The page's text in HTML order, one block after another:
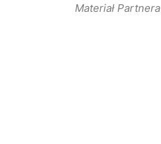
Materiał Partnera